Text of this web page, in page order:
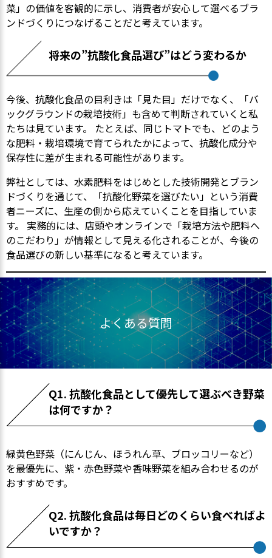
菜」の価値を客観的に示し、消費者が安心して選べるブラ
ンドづくりにつなげることだと考えています。
将来の”抗酸化食品選び”はどう変わるか
今後、抗酸化食品の目利きは「見た目」だけでなく、「バ
ックグラウンドの栽培技術」も含めて判断されていくと私
たちは見ています。 たとえば、同じトマトでも、どのよう
な肥料・栽培環境で育てられたかによって、抗酸化成分や
保存性に差が生まれる可能性があります。
弊社としては、水素肥料をはじめとした技術開発とブラン
ドづくりを通じて、「抗酸化野菜を選びたい」という消費
者ニーズに、生産の側から応えていくことを目指していま
す。 実務的には、店頭やオンラインで「栽培方法や肥料へ
のこだわり」が情報として見える化されることが、今後の
食品選びの新しい基準になると考えています。
よくある質問
Q1. 抗酸化食品として優先して選ぶべき野菜
は何ですか？
緑黄色野菜（にんじん、ほうれん草、ブロッコリーなど）
を最優先に、紫・赤色野菜や香味野菜を組み合わせるのが
おすすめです。
Q2. 抗酸化食品は毎日どのくらい食べればよ
いですか？